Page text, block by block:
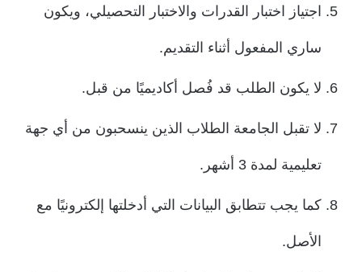
اجتياز اختبار القدرات والاختبار التحصيلي، ويكون
ساري المفعول أثناء التقديم.
لا يكون الطلب قد فُصل أكاديميًا من قبل.
لا تقبل الجامعة الطلاب الذين ينسحبون من أي جهة
تعليمية لمدة 3 أشهر.
كما يجب تتطابق البيانات التي أدخلتها إلكترونيًا مع
الأصل.